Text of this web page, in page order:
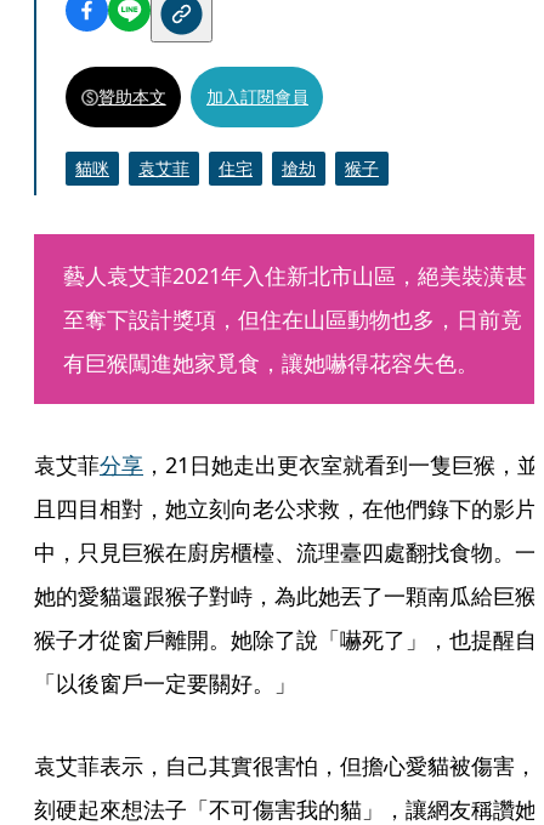
贊助本文 加入訂閱會員
貓咪 袁艾菲 住宅 搶劫 猴子
藝人袁艾菲2021年入住新北市山區，絕美裝潢甚
至奪下設計獎項，但住在山區動物也多，日前竟
有巨猴闖進她家覓食，讓她嚇得花容失色。
袁艾菲分享 ，21日她走出更衣室就看到一隻巨猴，並
且四目相對，她立刻向老公求救，在他們錄下的影片
中，只見巨猴在廚房櫃檯、流理臺四處翻找食物。一
她的愛貓還跟猴子對峙，為此她丟了一顆南瓜給巨猴
猴子才從窗戶離開。她除了說「嚇死了」，也提醒自
「以後窗戶一定要關好。」
袁艾菲表示，自己其實很害怕，但擔心愛貓被傷害，
刻硬起來想法子「不可傷害我的貓」，讓網友稱讚她